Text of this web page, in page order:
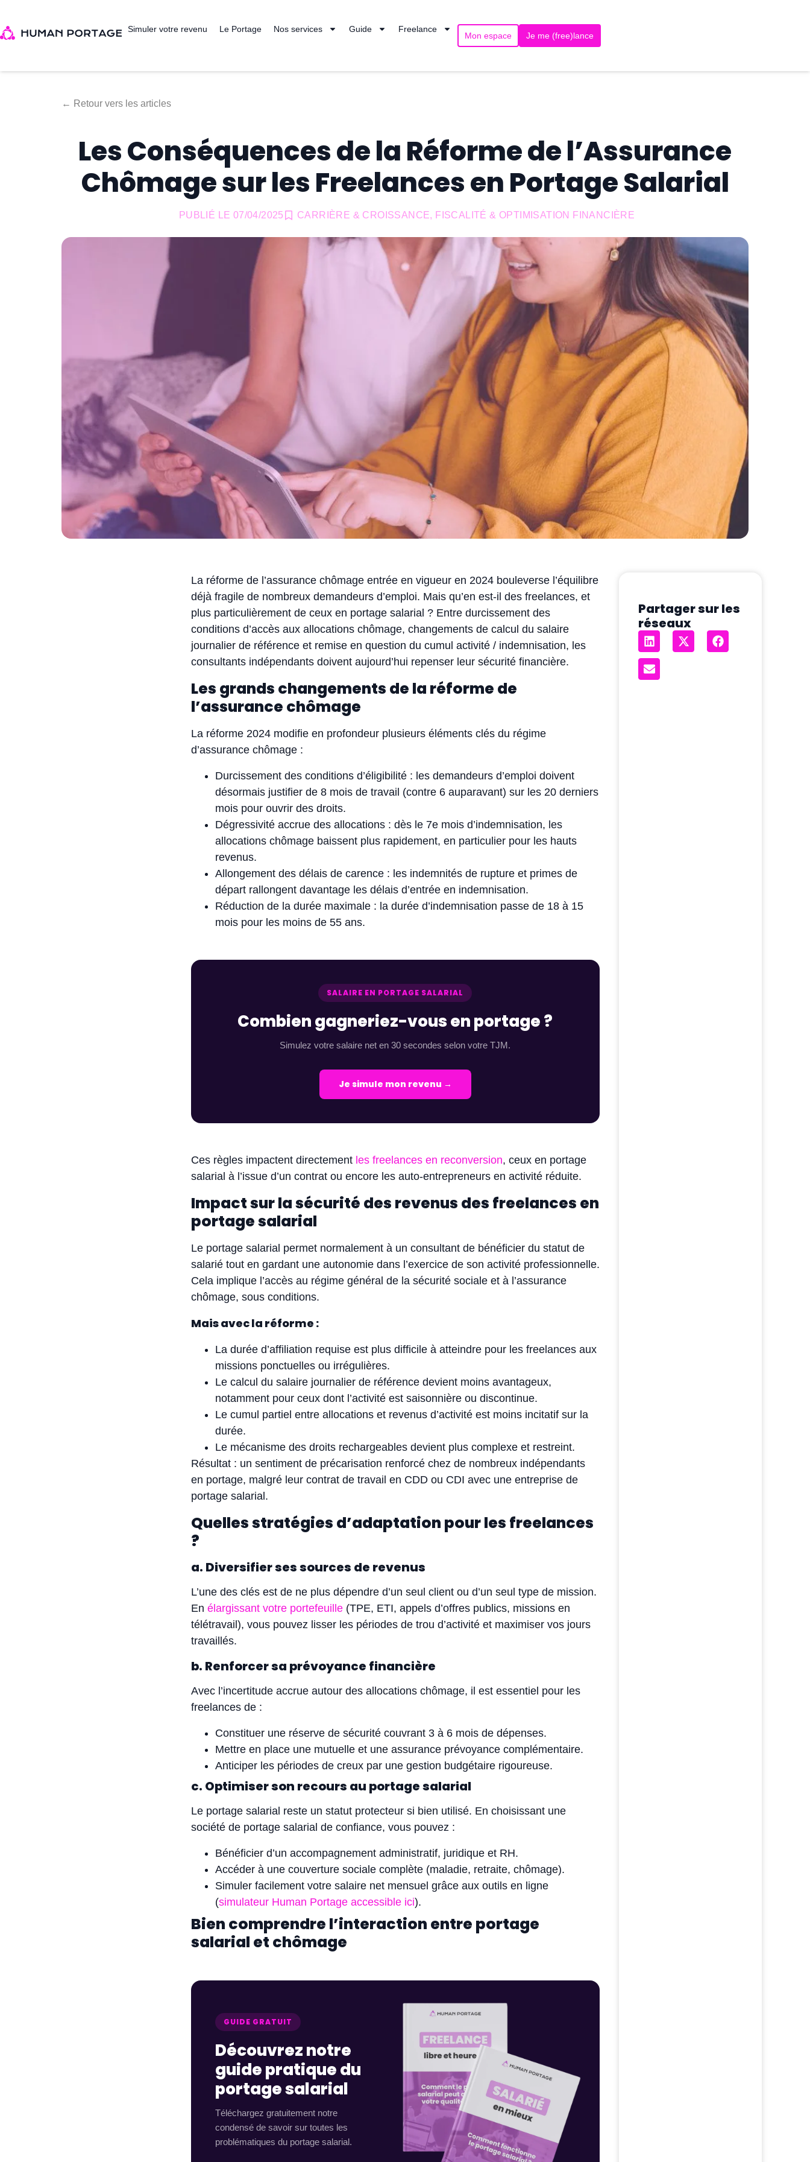
Simuler votre revenu Le Portage Nos services Guide Freelance
Mon espace Je me (free)lance
← Retour vers les articles
Les Conséquences de la Réforme de l’Assurance
Chômage sur les Freelances en Portage Salarial
PUBLIÉ LE 07/04/2025 CARRIÈRE & CROISSANCE, FISCALITÉ & OPTIMISATION FINANCIÈRE
La réforme de l’assurance chômage entrée en vigueur en 2024 bouleverse l’équilibre
déjà fragile de nombreux demandeurs d’emploi. Mais qu’en est-il des freelances, et
plus particulièrement de ceux en portage salarial ? Entre durcissement des
conditions d’accès aux allocations chômage, changements de calcul du salaire
journalier de référence et remise en question du cumul activité / indemnisation, les
consultants indépendants doivent aujourd’hui repenser leur sécurité financière.
Les grands changements de la réforme de
l’assurance chômage
La réforme 2024 modifie en profondeur plusieurs éléments clés du régime
d’assurance chômage :
Durcissement des conditions d’éligibilité : les demandeurs d’emploi doivent
désormais justifier de 8 mois de travail (contre 6 auparavant) sur les 20 derniers
mois pour ouvrir des droits.
Dégressivité accrue des allocations : dès le 7e mois d’indemnisation, les
allocations chômage baissent plus rapidement, en particulier pour les hauts
revenus.
Allongement des délais de carence : les indemnités de rupture et primes de
départ rallongent davantage les délais d’entrée en indemnisation.
Réduction de la durée maximale : la durée d’indemnisation passe de 18 à 15
mois pour les moins de 55 ans.
SALAIRE EN PORTAGE SALARIAL
Combien gagneriez-vous en portage ?
Simulez votre salaire net en 30 secondes selon votre TJM.
Je simule mon revenu →
Ces règles impactent directement les freelances en reconversion, ceux en portage
salarial à l’issue d’un contrat ou encore les auto-entrepreneurs en activité réduite.
Impact sur la sécurité des revenus des freelances en
portage salarial
Le portage salarial permet normalement à un consultant de bénéficier du statut de
salarié tout en gardant une autonomie dans l’exercice de son activité professionnelle.
Cela implique l’accès au régime général de la sécurité sociale et à l’assurance
chômage, sous conditions.
Mais avec la réforme :
La durée d’affiliation requise est plus difficile à atteindre pour les freelances aux
missions ponctuelles ou irrégulières.
Le calcul du salaire journalier de référence devient moins avantageux,
notamment pour ceux dont l’activité est saisonnière ou discontinue.
Le cumul partiel entre allocations et revenus d’activité est moins incitatif sur la
durée.
Le mécanisme des droits rechargeables devient plus complexe et restreint.
Résultat : un sentiment de précarisation renforcé chez de nombreux indépendants
en portage, malgré leur contrat de travail en CDD ou CDI avec une entreprise de
portage salarial.
Quelles stratégies d’adaptation pour les freelances
?
a. Diversifier ses sources de revenus
L’une des clés est de ne plus dépendre d’un seul client ou d’un seul type de mission.
En élargissant votre portefeuille(TPE, ETI, appels d’offres publics, missions en
télétravail), vous pouvez lisser les périodes de trou d’activité et maximiser vos jours
travaillés.
b. Renforcer sa prévoyance financière
Avec l’incertitude accrue autour des allocations chômage, il est essentiel pour les
freelances de :
Constituer une réserve de sécurité couvrant 3 à 6 mois de dépenses.
Mettre en place une mutuelle et une assurance prévoyance complémentaire.
Anticiper les périodes de creux par une gestion budgétaire rigoureuse.
c. Optimiser son recours au portage salarial
Le portage salarial reste un statut protecteur si bien utilisé. En choisissant une
société de portage salarial de confiance, vous pouvez :
Bénéficier d’un accompagnement administratif, juridique et RH.
Accéder à une couverture sociale complète (maladie, retraite, chômage).
Simuler facilement votre salaire net mensuel grâce aux outils en ligne
(simulateur Human Portage accessible ici).
Bien comprendre l’interaction entre portage
salarial et chômage
GUIDE GRATUIT
Découvrez notre
guide pratique du
portage salarial
Téléchargez gratuitement notre
condensé de savoir sur toutes les
problématiques du portage salarial.
Partager sur les
réseaux